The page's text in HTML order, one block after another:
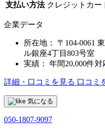
支払い方法 クレジットカー
企業データ
所在地：
〒104-0061
ル銀座4丁目803号室
実績：
年間20,000件対
詳細・口コミを見る 口コミ
気になる
050-1807-9097